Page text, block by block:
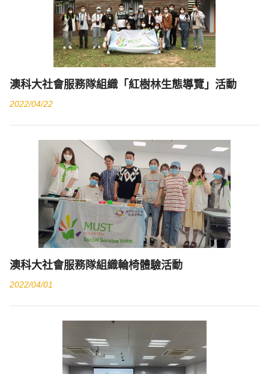
澳科大社會服務隊組織「紅樹林生態導覽」活動
2022/04/22
澳科大社會服務隊組織輪椅體驗活動
2022/04/01